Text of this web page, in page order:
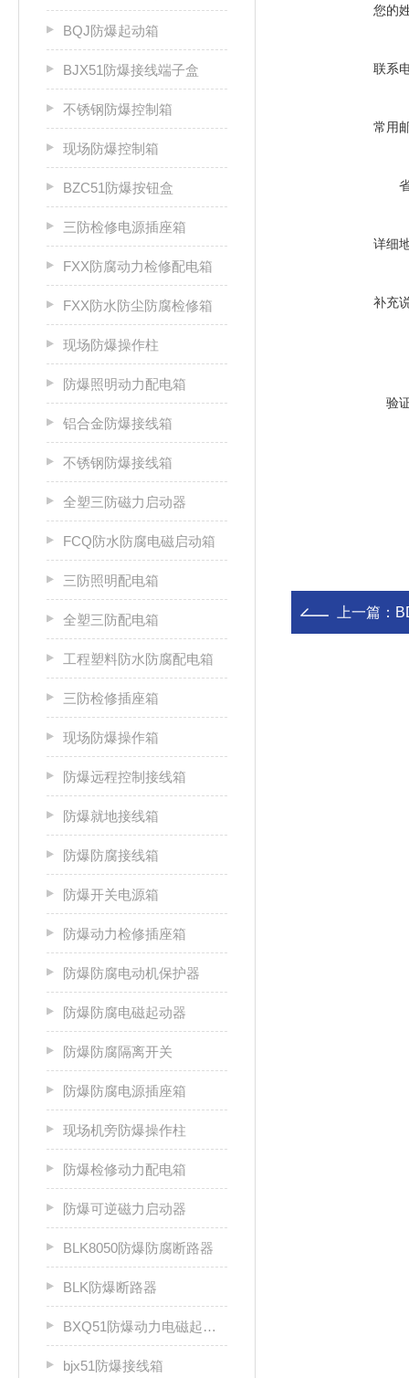
BQJ防爆起动箱
BJX51防爆接线端子盒
不锈钢防爆控制箱
现场防爆控制箱
BZC51防爆按钮盒
三防检修电源插座箱
FXX防腐动力检修配电箱
FXX防水防尘防腐检修箱
现场防爆操作柱
防爆照明动力配电箱
铝合金防爆接线箱
不锈钢防爆接线箱
全塑三防磁力启动器
FCQ防水防腐电磁启动箱
三防照明配电箱
全塑三防配电箱
工程塑料防水防腐配电箱
三防检修插座箱
现场防爆操作箱
防爆远程控制接线箱
防爆就地接线箱
防爆防腐接线箱
防爆开关电源箱
防爆动力检修插座箱
防爆防腐电动机保护器
防爆防腐电磁起动器
防爆防腐隔离开关
防爆防腐电源插座箱
现场机旁防爆操作柱
防爆检修动力配电箱
防爆可逆磁力启动器
BLK8050防爆防腐断路器
BLK防爆断路器
BXQ51防爆动力电磁起动箱
bjx51防爆接线箱
您的
联系
常用
详细
补充
验
上一篇：